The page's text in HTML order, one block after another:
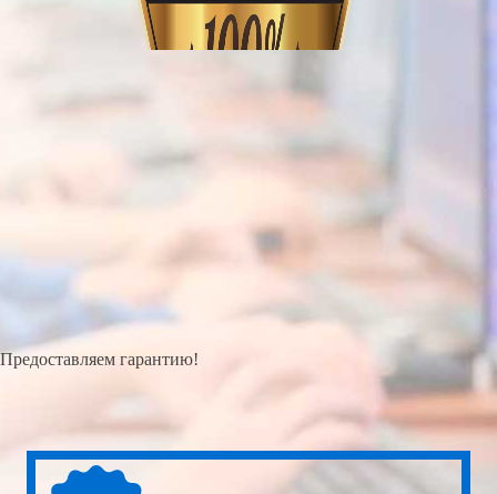
Предоставляем гарантию!